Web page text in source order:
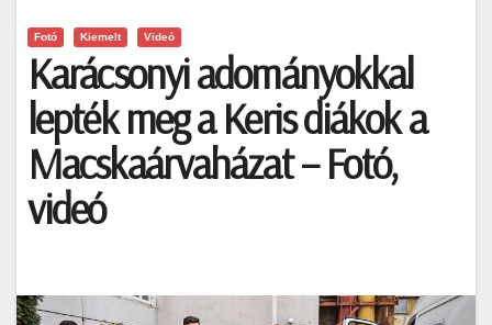
Fotó Kiemelt Videó
Karácsonyi adományokkal
lepték meg a Keris diákok a
Macskaárvaházat – Fotó,
videó